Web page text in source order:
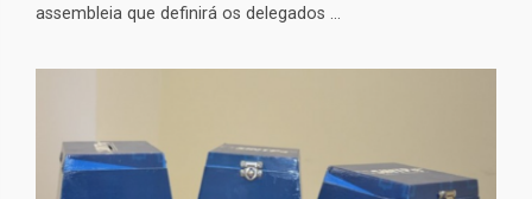
assembleia que definirá os delegados ...